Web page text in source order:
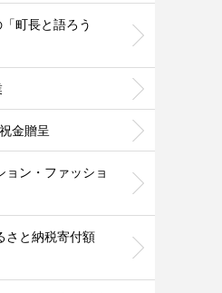
町長と語ろう
金贈呈
ョン・ファッショ
さと納税寄付額